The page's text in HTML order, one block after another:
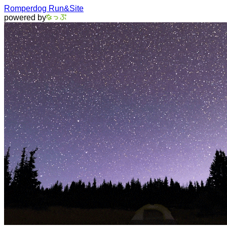
Romperdog Run&Site
powered by